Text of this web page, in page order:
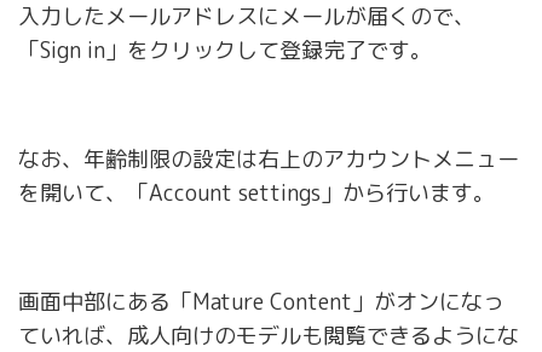
入力したメールアドレスにメールが届くので、
「Sign in」をクリックして登録完了です。
なお、年齢制限の設定は右上のアカウントメニュー
を開いて、「Account settings」から行います。
画面中部にある「Mature Content」がオンになっ
ていれば、成人向けのモデルも閲覧できるようにな